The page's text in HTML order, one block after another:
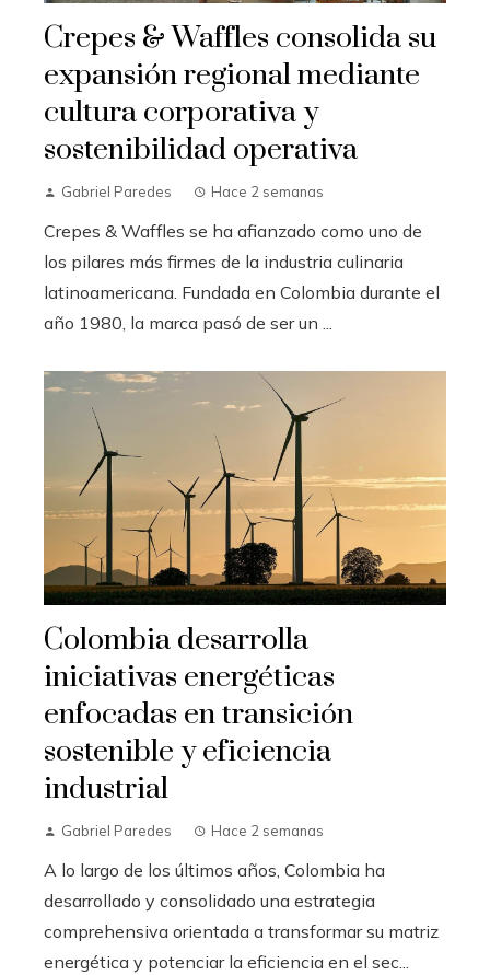
Crepes & Waffles consolida su
expansión regional mediante
cultura corporativa y
sostenibilidad operativa
Gabriel Paredes Hace 2 semanas
Crepes & Waffles se ha afianzado como uno de
los pilares más firmes de la industria culinaria
latinoamericana. Fundada en Colombia durante el
año 1980, la marca pasó de ser un ...
Colombia desarrolla
iniciativas energéticas
enfocadas en transición
sostenible y eficiencia
industrial
Gabriel Paredes Hace 2 semanas
A lo largo de los últimos años, Colombia ha
desarrollado y consolidado una estrategia
comprehensiva orientada a transformar su matriz
energética y potenciar la eficiencia en el sec...